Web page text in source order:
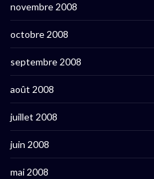
novembre 2008
octobre 2008
septembre 2008
août 2008
juillet 2008
juin 2008
mai 2008